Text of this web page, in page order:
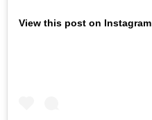
View this post on Instagram